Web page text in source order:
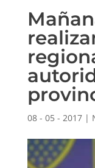
08 - 05 - 2017|